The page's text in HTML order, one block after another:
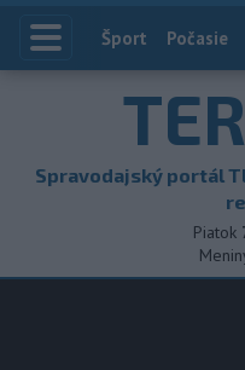
Index
Šport Počasie
Spravodajský portál
Piatok